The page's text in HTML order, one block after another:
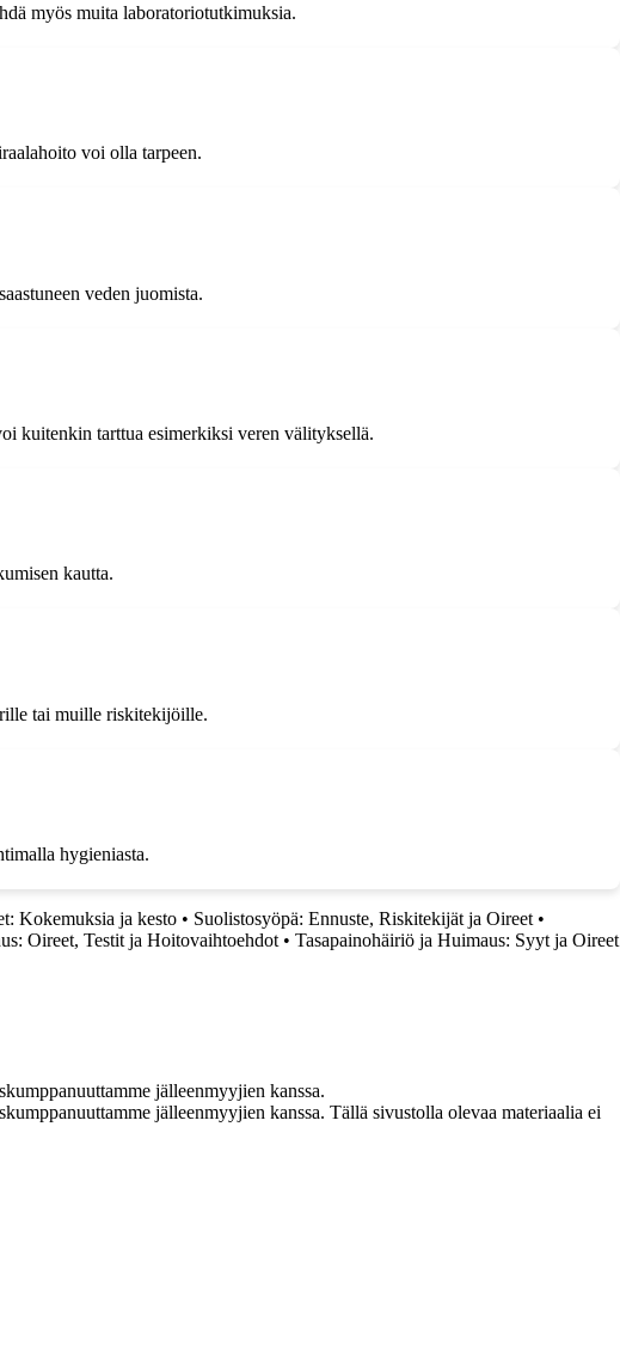
myös muita laboratoriotutkimuksia.
voi olla tarpeen.
veden juomista.
kuitenkin tarttua esimerkiksi veren välityksellä.
kautta.
tai muille riskitekijöille.
hygieniasta.
Kokemuksia ja kesto • Suolistosyöpä: Ennuste, Riskitekijät ja Oireet •
Oireet, Testit ja Hoitovaihtoehdot • Tasapainohäiriö ja Huimaus: Syyt ja Oireet
jälleenmyyjien kanssa.
jälleenmyyjien kanssa. Tällä sivustolla olevaa materiaalia ei